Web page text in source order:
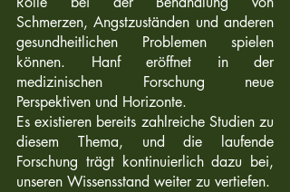
Schmerzen, Angstzuständen und anderen
gesundheitlichen Problemen spielen
können. Hanf eröffnet in der
medizinischen Forschung neue
Perspektiven und Horizonte.
Es existieren bereits zahlreiche Studien zu
diesem Thema, und die laufende
Forschung trägt kontinuierlich dazu bei,
unseren Wissensstand weiter zu vertiefen.